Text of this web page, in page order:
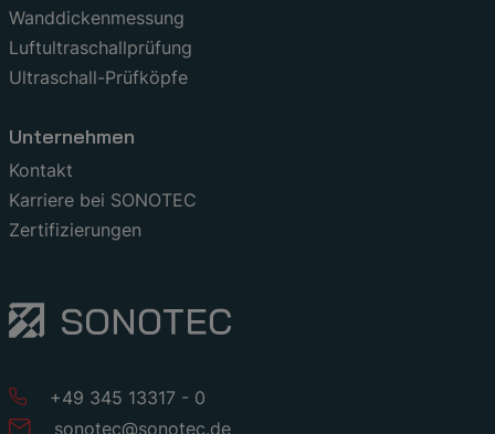
Wanddickenmessung
Luftultraschallprüfung
Ultraschall-Prüfköpfe
Unternehmen
Kontakt
Karriere bei SONOTEC
Zertifizierungen
+49 345 13317 - 0
sonotec@sonotec.de